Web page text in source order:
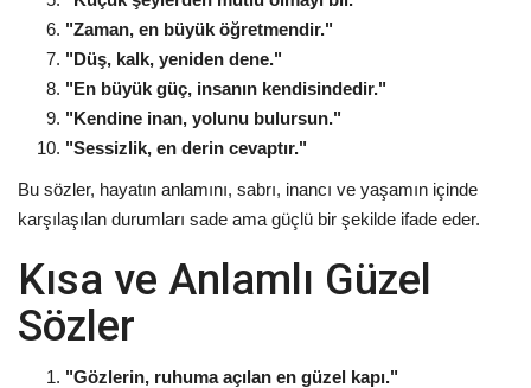
"Zaman, en büyük öğretmendir."
"Düş, kalk, yeniden dene."
"En büyük güç, insanın kendisindedir."
"Kendine inan, yolunu bulursun."
"Sessizlik, en derin cevaptır."
Bu sözler, hayatın anlamını, sabrı, inancı ve yaşamın içinde
karşılaşılan durumları sade ama güçlü bir şekilde ifade eder.
Kısa ve Anlamlı Güzel
Sözler
"Gözlerin, ruhuma açılan en güzel kapı."